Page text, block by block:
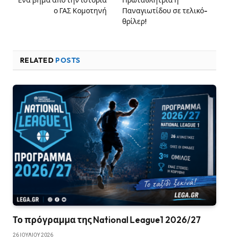
ο ΓΑΣ Κομοτηνή
Παναγιωτίδου σε τελικό-
θρίλερ!
RELATED POSTS
Το πρόγραμμα της National League1 2026/27
26 ΙΟΥΛΊΟΥ 2026